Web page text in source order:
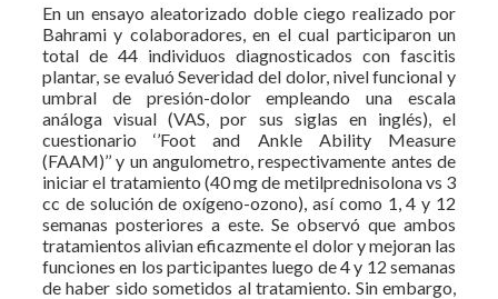
En un ensayo aleatorizado doble ciego realizado por
Bahrami y colaboradores, en el cual participaron un
total de 44 individuos diagnosticados con fascitis
plantar, se evaluó Severidad del dolor, nivel funcional y
umbral de presión-dolor empleando una escala
análoga visual (VAS, por sus siglas en inglés), el
cuestionario ‘’Foot and Ankle Ability Measure
(FAAM)’’ y un angulometro, respectivamente antes de
iniciar el tratamiento (40 mg de metilprednisolona vs 3
cc de solución de oxígeno-ozono), así como 1, 4 y 12
semanas posteriores a este. Se observó que ambos
tratamientos alivian eficazmente el dolor y mejoran las
funciones en los participantes luego de 4 y 12 semanas
de haber sido sometidos al tratamiento. Sin embargo,